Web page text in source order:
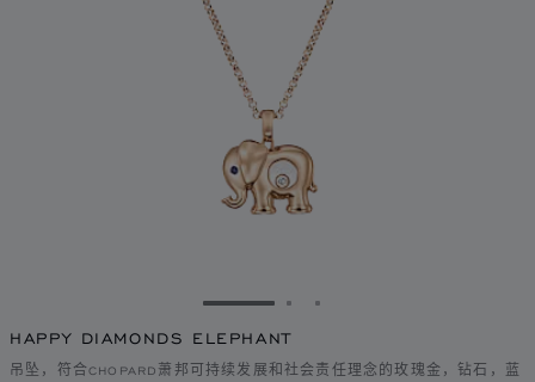
转到幻灯片 1转到幻灯片 2
转到幻灯片 3
HAPPY DIAMONDS ELEPHANT
吊坠，符合CHOPARD萧邦可持续发展和社会责任理念的玫瑰金，钻石，蓝